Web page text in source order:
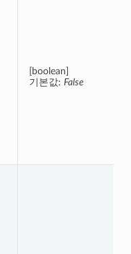
[boolean]
기본값: False